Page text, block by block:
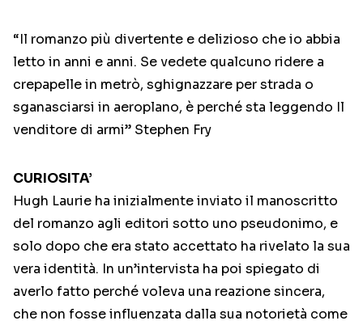
“Il romanzo più divertente e delizioso che io abbia
letto in anni e anni. Se vedete qualcuno ridere a
crepapelle in metrò, sghignazzare per strada o
sganasciarsi in aeroplano, è perché sta leggendo Il
venditore di armi” Stephen Fry
CURIOSITA’
Hugh Laurie ha inizialmente inviato il manoscritto
del romanzo agli editori sotto uno pseudonimo, e
solo dopo che era stato accettato ha rivelato la sua
vera identità. In un’intervista ha poi spiegato di
averlo fatto perché voleva una reazione sincera,
che non fosse influenzata dalla sua notorietà come